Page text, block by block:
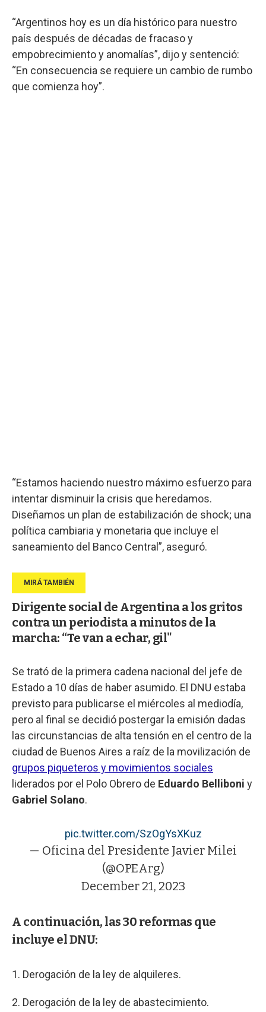
“Argentinos hoy es un día histórico para nuestro
país después de décadas de fracaso y
empobrecimiento y anomalías”, dijo y sentenció:
“En consecuencia se requiere un cambio de rumbo
que comienza hoy”.
“Estamos haciendo nuestro máximo esfuerzo para
intentar disminuir la crisis que heredamos.
Diseñamos un plan de estabilización de shock; una
política cambiaria y monetaria que incluye el
saneamiento del Banco Central”, aseguró.
Dirigente social de Argentina a los gritos
contra un periodista a minutos de la
marcha: “Te van a echar, gil"
Se trató de la primera cadena nacional del jefe de
Estado a 10 días de haber asumido. El DNU estaba
previsto para publicarse el miércoles al mediodía,
pero al final se decidió postergar la emisión dadas
las circunstancias de alta tensión en el centro de la
ciudad de Buenos Aires a raíz de la movilización de
grupos piqueteros y movimientos sociales
liderados por el Polo Obrero de Eduardo Belliboni y
Gabriel Solano.
pic.twitter.com/SzOgYsXKuz
— Oficina del Presidente Javier Milei
(@OPEArg)
December 21, 2023
A continuación, las 30 reformas que
incluye el DNU:
1. Derogación de la ley de alquileres.
2. Derogación de la ley de abastecimiento.